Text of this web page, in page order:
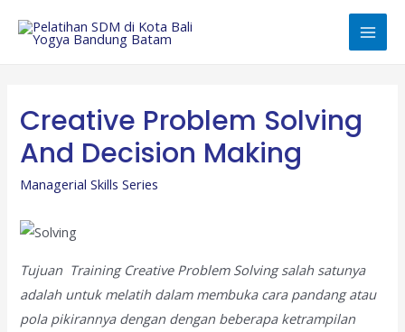
Creative Problem Solving
And Decision Making
Managerial Skills Series
Tujuan Training Creative Problem Solving salah satunya
adalah untuk melatih dalam membuka cara pandang atau
pola pikirannya dengan dengan beberapa ketrampilan